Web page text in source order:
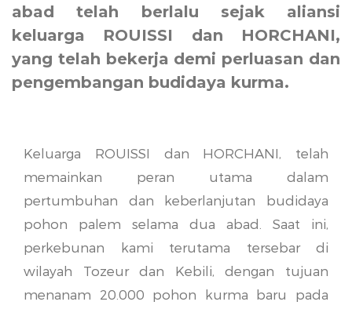
abad telah berlalu sejak aliansi
keluarga ROUISSI dan HORCHANI,
yang telah bekerja demi perluasan dan
pengembangan budidaya kurma.
Keluarga ROUISSI dan HORCHANI, telah
memainkan peran utama dalam
pertumbuhan dan keberlanjutan budidaya
pohon palem selama dua abad. Saat ini,
perkebunan kami terutama tersebar di
wilayah Tozeur dan Kebili, dengan tujuan
menanam 20.000 pohon kurma baru pada